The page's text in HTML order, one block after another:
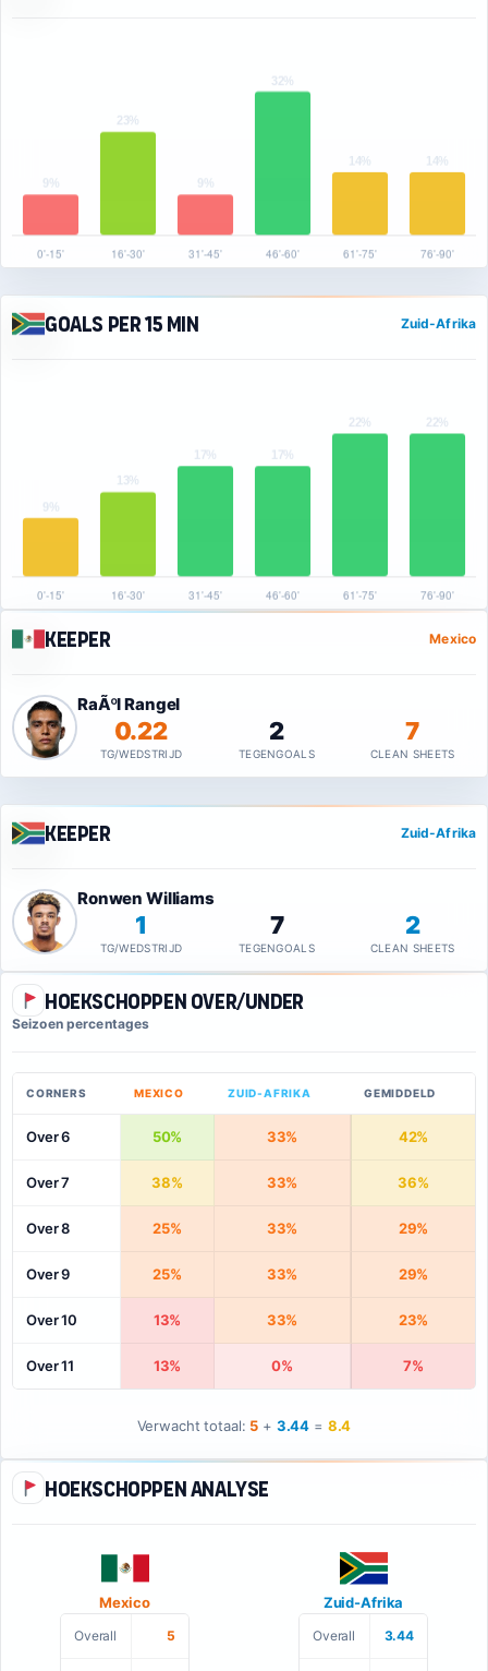
Goals per 15 min Zuid-Afrika
Keeper Mexico
RaÃºl Rangel
0.22
TG/WEDSTRIJD
2
TEGENGOALS
7
CLEAN SHEETS
Keeper Zuid-Afrika
Ronwen Williams
1
TG/WEDSTRIJD
7
TEGENGOALS
2
CLEAN SHEETS
Hoekschoppen Over/Under
Seizoen percentages
CORNERS MEXICO ZUID-AFRIKA GEMIDDELD
Over 6 50% 33% 42%
Over 7 38% 33% 36%
Over 8 25% 33% 29%
Over 9 25% 33% 29%
Over 10 13% 33% 23%
Over 11 13% 0% 7%
Verwacht totaal: 5 + 3.44 = 8.4
Hoekschoppen analyse
Mexico
Overall 5
Zuid-Afrika
Overall 3.44